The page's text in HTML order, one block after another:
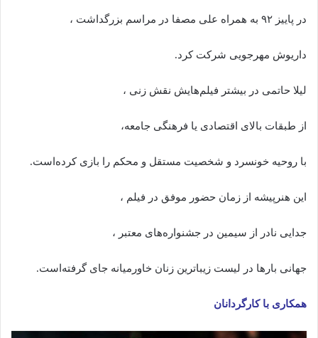
در پاییز ۹۲ به همراه علی مصفا در مراسم بزرگداشت ،
داریوش مهرجویی شرکت کرد.
لیلا حاتمی در بیشتر فیلم‌هایش نقش زنی ،
از طبقات بالای اقتصادی یا فرهنگی جامعه،
با روحیه خونسرد و شخصیت مستقل و محکم را بازی کرده‌است.
این هنرپیشه از زمان حضور موفق در فیلم ،
جدایی نادر از سیمین در جشنواره‌های معتبر ،
جهانی بارها در لیست زیباترین زنان خاورمیانه جای گرفته‌است.
همکاری با کارگردانان